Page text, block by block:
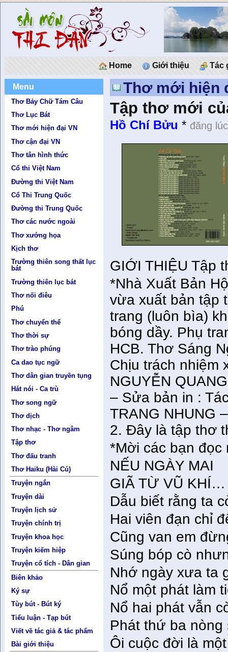
Home Giới thiệu Tác
Menu
Thơ Bảy Chữ Tám Câu
Thơ Lục Bát
Thơ mới hiện đại VN
Thơ cận đại VN
Thơ tân hình thức
Cổ thi Việt Nam
Đường thi Việt Nam
Cổ Thi Trung Quốc
Đường thi Trung Quốc
Thơ các nước ngoài
Thơ xướng họa
Kịch thơ
Trường thiên song thất lục
bát
Trường thiên lục bát
Thơ nối điêu
Phú
Thơ chuyển thể
Thơ thời sự
Thơ trào phúng
Ca dao tục ngữ
Thơ dân gian truyền tụng
Hát nói - Ca trù
Thơ song ngữ
Thơ dịch
Thơ nhạc - Thơ ngâm
Tập thơ
Thơ đấu tranh
Thơ Haiku (Hài Cú)
Truyện ngắn
Truyện dài
Truyện lịch sử
Truyện chính trị
Truyện khoa học
Truyện kiếm hiệp
Truyện cổ tích - Dân gian
Biên khảo
Ký sự
Tùy bút - Bút ký
Tiểu luận - Tạp bút
Viết về tác giả & tác phẩm
Bài giới thiệu
Thơ mới hiện
Tập thơ mới
Hồ Chí Bửu * đăng
GIỚI THIỆU Tập
*Nhà Xuất Bản
vừa xuất bản tập
trang (luôn bìa)
bóng dầy. Phụ
HCB. Thơ Sáng
Chịu trách nhiệm
NGUYỄN
– Sửa bản in :
TRANG NHUNG
2. Đây là tập thơ
*Mời các bạn đọc
NẾU NGÀY MAI
GIÃ TỪ VŨ KHÍ…
Dẫu biết rằng ta
Hai viên đạn chỉ
Cũng van em
Súng bóp cò
Nhớ ngày xưa ta
Nổ một phát làm
Nổ hai phát vẫn
Phát thứ ba nòng
Ôi cuộc đời là